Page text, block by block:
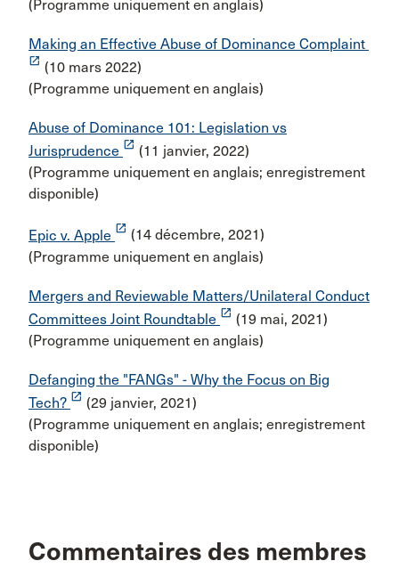
(Programme uniquement en anglais)
Making an Effective Abuse of Dominance Complaint
launch (10 mars 2022)
(Programme uniquement en anglais)
Abuse of Dominance 101: Legislation vs
Jurisprudence launch (11 janvier, 2022)
(Programme uniquement en anglais; enregistrement
disponible)
Epic v. Apple launch (14 décembre, 2021)
(Programme uniquement en anglais)
Mergers and Reviewable Matters/Unilateral Conduct
Committees Joint Roundtable launch (19 mai, 2021)
(Programme uniquement en anglais)
Defanging the "FANGs" - Why the Focus on Big
Tech? launch (29 janvier, 2021)
(Programme uniquement en anglais; enregistrement
disponible)
Commentaires des membres